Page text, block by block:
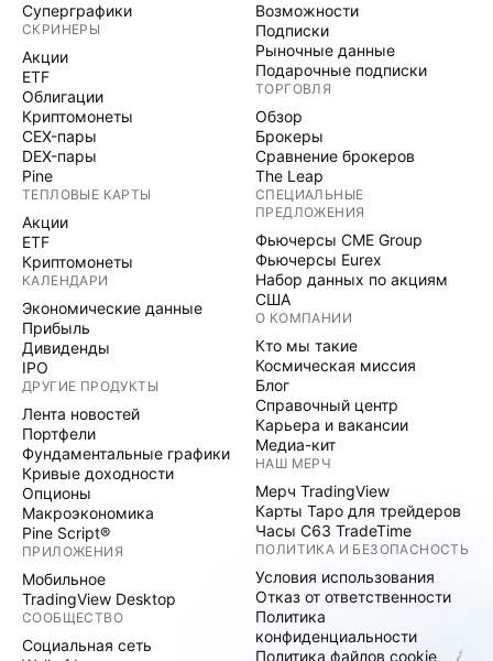
Суперграфики
СКРИНЕРЫ
Акции
ETF
Облигации
Криптомонеты
CEX-пары
DEX-пары
Pine
ТЕПЛОВЫЕ КАРТЫ
Акции
ETF
Криптомонеты
КАЛЕНДАРИ
Экономические данные
Прибыль
Дивиденды
IPO
ДРУГИЕ ПРОДУКТЫ
Лента новостей
Портфели
Фундаментальные графики
Кривые доходности
Опционы
Макроэкономика
Pine Script®
ПРИЛОЖЕНИЯ
Мобильное
TradingView Desktop
СООБЩЕСТВО
Социальная сеть
Возможности
Подписки
Рыночные данные
Подарочные подписки
ТОРГОВЛЯ
Обзор
Брокеры
Сравнение брокеров
The Leap
СПЕЦИАЛЬНЫЕ
ПРЕДЛОЖЕНИЯ
Фьючерсы CME Group
Фьючерсы Eurex
Набор данных по акциям
США
О КОМПАНИИ
Кто мы такие
Космическая миссия
Блог
Справочный центр
Карьера и вакансии
Медиа-кит
НАШ МЕРЧ
Мерч TradingView
Карты Таро для трейдеров
Часы C63 TradeTime
ПОЛИТИКА И БЕЗОПАСНОСТЬ
Условия использования
Отказ от ответственности
Политика
конфиденциальности
Политика файлов cookie